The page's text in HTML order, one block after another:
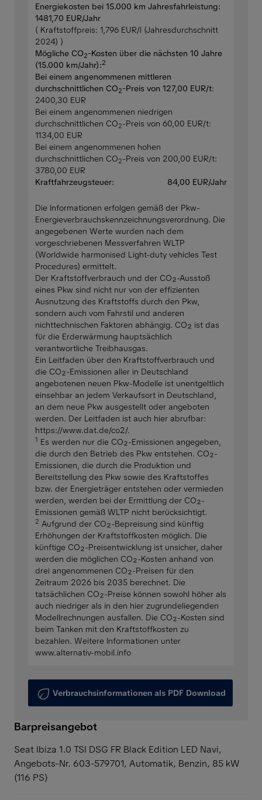
Energiekosten bei 15.000 km Jahresfahrleistung:
1481,70 EUR/Jahr
( Kraftstoffpreis: 1,796 EUR/l (Jahresdurchschnitt
2024) )
Mögliche CO2-Kosten über die nächsten 10 Jahre
(15.000 km/Jahr):2
Bei einem angenommenen mittleren
durchschnittlichen CO2-Preis von 127,00 EUR/t:
2400,30 EUR
Bei einem angenommenen niedrigen
durchschnittlichen CO2-Preis von 60,00 EUR/t:
1134,00 EUR
Bei einem angenommenen hohen
durchschnittlichen CO2-Preis von 200,00 EUR/t:
3780,00 EUR
Kraftfahrzeugsteuer:
84,00 EUR/Jahr
Die Informationen erfolgen gemäß der Pkw-
Energieverbrauchskennzeichnungsverordnung. Die
angegebenen Werte wurden nach dem
vorgeschriebenen Messverfahren WLTP
(Worldwide harmonised Light-duty vehicles Test
Procedures) ermittelt.
Der Kraftstoffverbrauch und der CO₂-Ausstoß
eines Pkw sind nicht nur von der effizienten
Ausnutzung des Kraftstoffs durch den Pkw,
sondern auch vom Fahrstil und anderen
nichttechnischen Faktoren abhängig. CO₂ ist das
für die Erderwärmung hauptsächlich
verantwortliche Treibhausgas.
Ein Leitfaden über den Kraftstoffverbrauch und
die CO₂-Emissionen aller in Deutschland
angebotenen neuen Pkw-Modelle ist unentgeltlich
einsehbar an jedem Verkaufsort in Deutschland,
an dem neue Pkw ausgestellt oder angeboten
werden. Der Leitfaden ist auch hier abrufbar:
https://www.dat.de/co2/.
1 Es werden nur die CO₂-Emissionen angegeben,
die durch den Betrieb des Pkw entstehen. CO₂-
Emissionen, die durch die Produktion und
Bereitstellung des Pkw sowie des Kraftstoffes
bzw. der Energieträger entstehen oder vermieden
werden, werden bei der Ermittlung der CO₂-
Emissionen gemäß WLTP nicht berücksichtigt.
2 Aufgrund der CO₂-Bepreisung sind künftig
Erhöhungen der Kraftstoffkosten möglich. Die
künftige CO₂-Preisentwicklung ist unsicher, daher
werden die möglichen CO₂-Kosten anhand von
drei angenommenen CO₂-Preisen für den
Zeitraum 2026 bis 2035 berechnet. Die
tatsächlichen CO₂-Preise können sowohl höher als
auch niedriger als in den hier zugrundeliegenden
Modellrechnungen ausfallen. Die CO₂-Kosten sind
beim Tanken mit den Kraftstoffkosten zu
bezahlen. Weitere Informationen unter
www.alternativ-mobil.info
Verbrauchsinformationen als PDF Download
Barpreisangebot
Seat Ibiza 1.0 TSI DSG FR Black Edition LED Navi,
Angebots-Nr. 603-579701, Automatik, Benzin, 85 kW
(116 PS)